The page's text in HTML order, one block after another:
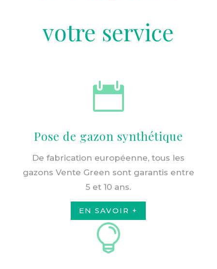
votre service

Pose de gazon synthétique
De fabrication européenne, tous les
gazons Vente Green sont garantis entre
5 et 10 ans.
EN SAVOIR +
